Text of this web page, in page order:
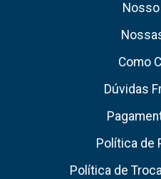
Como
Dúvidas
Política de
Política de